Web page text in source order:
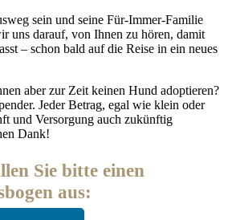
sein und seine Für-Immer-Familie
uns darauf, von Ihnen zu hören, damit
– schon bald auf die Reise in ein neues
aber zur Zeit keinen Hund adoptieren?
Jeder Betrag, egal wie klein oder
und Versorgung auch zukünftig
Dank!
Sie bitte einen
aus: